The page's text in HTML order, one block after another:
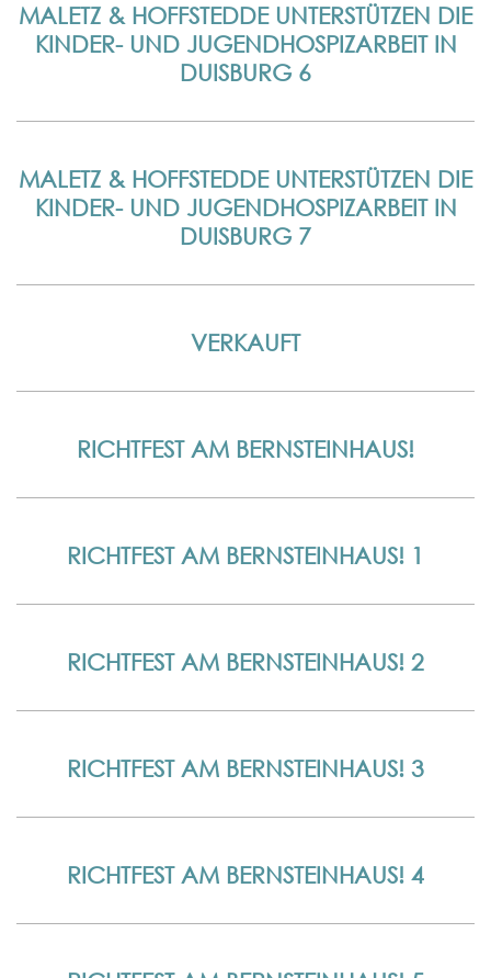
MALETZ & HOFFSTEDDE UNTERSTÜTZEN DIE
KINDER- UND JUGENDHOSPIZARBEIT IN
DUISBURG 6
MALETZ & HOFFSTEDDE UNTERSTÜTZEN DIE
KINDER- UND JUGENDHOSPIZARBEIT IN
DUISBURG 7
VERKAUFT
RICHTFEST AM BERNSTEINHAUS!
RICHTFEST AM BERNSTEINHAUS! 1
RICHTFEST AM BERNSTEINHAUS! 2
RICHTFEST AM BERNSTEINHAUS! 3
RICHTFEST AM BERNSTEINHAUS! 4